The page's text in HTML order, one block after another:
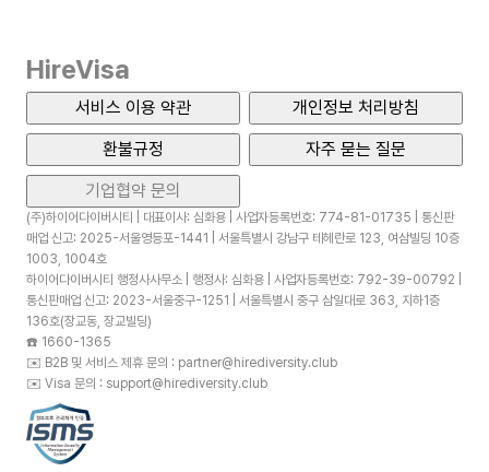
HireVisa
서비스 이용 약관
개인정보 처리방침
환불규정
자주 묻는 질문
기업협약 문의
(주)하이어다이버시티 | 대표이사: 심화용 | 사업자등록번호: 774-81-01735 | 통신판
매업 신고: 2025-서울영등포-1441 | 서울특별시 강남구 테헤란로 123, 여삼빌딩 10층
1003, 1004호
하이어다이버시티 행정사사무소 | 행정사: 심화용 | 사업자등록번호: 792-39-00792 |
통신판매업 신고: 2023-서울중구-1251 | 서울특별시 중구 삼일대로 363, 지하1층
136호(장교동, 장교빌딩)
☎️ 1660-1365
✉️ B2B 및 서비스 제휴 문의 : partner@hirediversity.club
✉️ Visa 문의 : support@hirediversity.club